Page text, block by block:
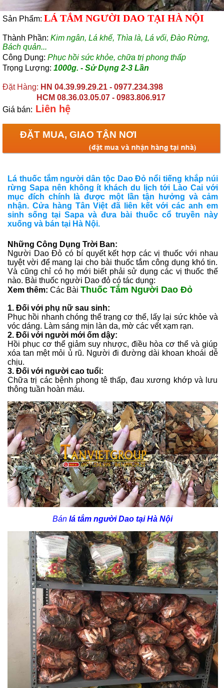
XE NGỰA KÉO TRỐNG RƯỢU
TRỐNG ĐỰNG RƯỢU VANG
PHỤ KIỆN RƯỢU
TRỐNG TRƯỜNG HỌC
Sản Phẩm: LÁ TẮM NGƯỜI DAO TẠI HÀ NỘI
Thành Phần: Kim ngân, Lá khế, Thìa là, Lá vối, Đào Rừng,
Bách quản...
Công Dụng: Phục hồi sức khỏe, chữa trị phong thấp
Trọng Lượng: 1000g. - Sử Dụng 2-3 Lần
Đặt Hàng: HN 04.39.99.29.21 - 0977.234.398
HCM 08.36.03.05.07 - 0983.806.917
Giá bán: Liên hệ
ĐẶT MUA, GIAO TẬN NƠI
Lá thuốc tắm người dân tộc Dao Đỏ nổi tiếng khắp núi
rừng Sapa nên không ít khách du lịch tới Lào Cai với
mục đích chính là được một lần tận hưởng và cảm
nhận. Cửa hàng Tân Việt đã liên kết với các anh em
sinh sống tại Sapa và đưa bài thuốc cổ truyền này
xuống và bán tại Hà Nội.
Những Công Dụng Trời Ban:
Người Dao Đỏ có bí quyết kết hợp các vị thuốc với nhau
tuyệt vời để mang lại cho bài thuốc tắm công dụng khó tin.
Và cũng chỉ có họ mới biết phải sử dụng các vị thuốc thế
nào. Bài thuốc người Dao đỏ có tác dụng:
Xem thêm: Các Bài Thuốc Tắm Người Dao Đỏ
1. Đối với phụ nữ sau sinh:
Phục hồi nhanh chóng thể trạng cơ thể, lấy lại sức khỏe và
vóc dáng. Làm sáng mịn làn da, mờ các vết xạm rạn.
2. Đối với người mới ốm dậy:
Hồi phục cơ thể giảm suy nhược, điều hòa cơ thể và giúp
xóa tan mệt mỏi ủ rũ. Người đi đường dài khoan khoái dễ
chịu.
3. Đối với người cao tuổi:
Chữa trị các bệnh phong tê thấp, đau xương khớp và lưu
thông tuần hoàn máu.
Bánlá tắm người Dao tại Hà Nội